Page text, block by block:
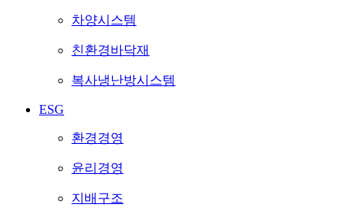
차양시스템
친환경바닥재
복사냉난방시스템
ESG
환경경영
윤리경영
지배구조